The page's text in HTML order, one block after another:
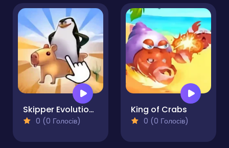
Skipper Evolution of the Clicker
0 (0 Голосів)
King of Crabs
0 (0 Голосів)